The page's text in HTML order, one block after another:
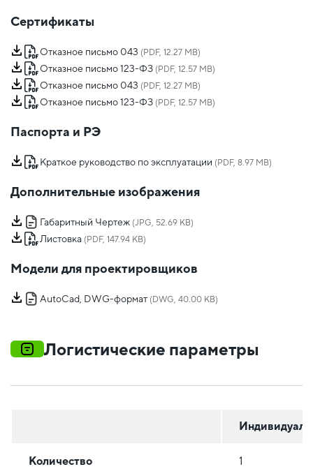
Сертификаты
Отказное письмо 043 (PDF, 12.27 MB)
Отказное письмо 123-ФЗ (PDF, 12.57 MB)
Отказное письмо 043 (PDF, 12.27 MB)
Отказное письмо 123-ФЗ (PDF, 12.57 MB)
Паспорта и РЭ
Краткое руководство по эксплуатации (PDF, 8.97 MB)
Дополнительные изображения
Габаритный Чертеж (JPG, 52.69 KB)
Листовка (PDF, 147.94 KB)
Модели для проектировщиков
AutoCad, DWG-формат (DWG, 40.00 KB)
Логистические параметры
Количество 1